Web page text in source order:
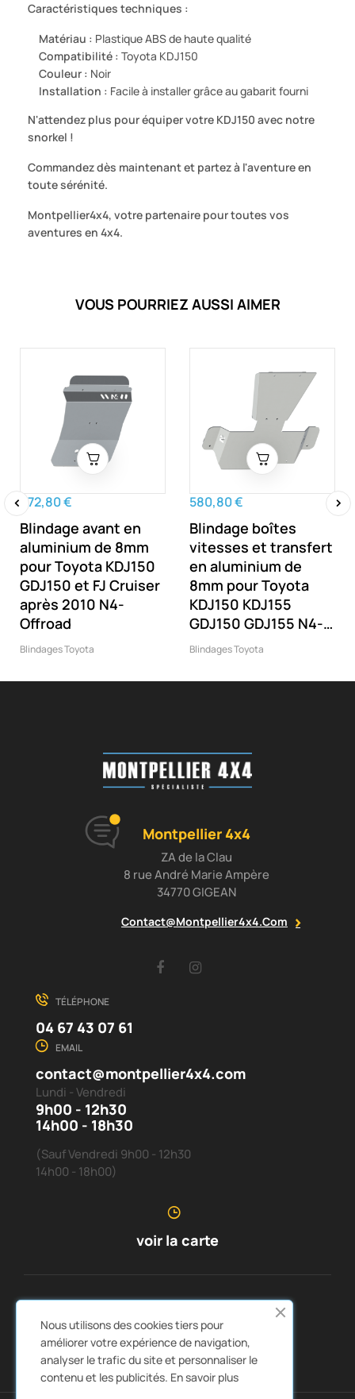
Caractéristiques techniques :
Matériau : Plastique ABS de haute qualité
Compatibilité : Toyota KDJ150
Couleur : Noir
Installation : Facile à installer grâce au gabarit fourni
N'attendez plus pour équiper votre KDJ150 avec notre
snorkel !
Commandez dès maintenant et partez à l'aventure en
toute sérénité.
Montpellier4x4, votre partenaire pour toutes vos
aventures en 4x4.
VOUS POURRIEZ AUSSI AIMER
472,80 €
Blindage avant en
aluminium de 8mm
pour Toyota KDJ150
GDJ150 et FJ Cruiser
après 2010 N4-
Offroad
Blindages Toyota
580,80 €
Blindage boîtes
vitesses et transfert
en aluminium de
8mm pour Toyota
KDJ150 KDJ155
GDJ150 GDJ155 N4-
Offroad
Blindages Toyota
Montpellier 4x4
ZA de la Clau
8 rue André Marie Ampère
34770 GIGEAN
Contact@montpellier4x4.com
Facebook
TÉLÉPHONE
04 67 43 07 61
EMAIL
contact@montpellier4x4.com
Lundi - Vendredi
9h00 - 12h30
14h00 - 18h30
(Sauf Vendredi 9h00 - 12h30
14h00 - 18h00)
voir la carte

LIENS RAPIDES  CATALOGUES
Nous utilisons des cookies tiers pour
améliorer votre expérience de navigation,
analyser le trafic du site et personnaliser le
contenu et les publicités. En savoir plus